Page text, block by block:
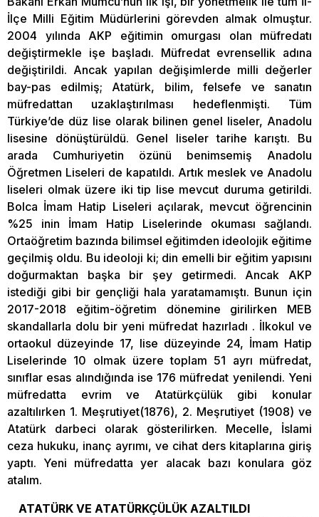
İlçe Milli Eğitim Müdürlerini görevden almak olmuştur.
2004 yılında AKP eğitimin omurgası olan müfredatı
değiştirmekle işe başladı. Müfredat evrensellik adına
değiştirildi. Ancak yapılan değişimlerde milli değerler
bay-pas edilmiş; Atatürk, bilim, felsefe ve sanatın
müfredattan uzaklaştırılması hedeflenmişti. Tüm
Türkiye’de düz lise olarak bilinen genel liseler, Anadolu
lisesine dönüştürüldü. Genel liseler tarihe karıştı. Bu
arada Cumhuriyetin özünü benimsemiş Anadolu
Öğretmen Liseleri de kapatıldı. Artık meslek ve Anadolu
liseleri olmak üzere iki tip lise mevcut duruma getirildi.
Bolca İmam Hatip Liseleri açılarak, mevcut öğrencinin
%25 inin İmam Hatip Liselerinde okuması sağlandı.
Ortaöğretim bazında bilimsel eğitimden ideolojik eğitime
geçilmiş oldu. Bu ideoloji ki; din emelli bir eğitim yapısını
doğurmaktan başka bir şey getirmedi. Ancak AKP
istediği gibi bir gençliği hala yaratamamıştı. Bunun için
2017-2018 eğitim-öğretim dönemine girilirken MEB
skandallarla dolu bir yeni müfredat hazırladı . İlkokul ve
ortaokul düzeyinde 17, lise düzeyinde 24, İmam Hatip
Liselerinde 10 olmak üzere toplam 51 ayrı müfredat,
sınıflar esas alındığında ise 176 müfredat yenilendi. Yeni
müfredatta evrim ve Atatürkçülük gibi konular
azaltılırken 1. Meşrutiyet(1876), 2. Meşrutiyet (1908) ve
Atatürk darbeci olarak gösterilirken. Mecelle, İslami
ceza hukuku, inanç ayrımı, ve cihat ders kitaplarına giriş
yaptı. Yeni müfredatta yer alacak bazı konulara göz
atalım.
ATATÜRK VE ATATÜRKÇÜLÜK AZALTILDI